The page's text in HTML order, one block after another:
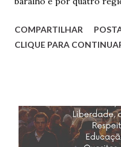
demais e também por
debatedores desta
Catarina, em razão de
pôde participar. Mas
COMPARTILHAR
CLIQUE PARA